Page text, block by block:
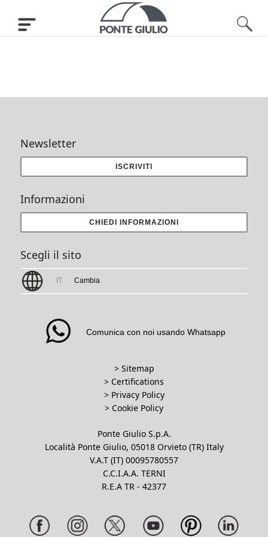
Newsletter
ISCRIVITI
Informazioni
CHIEDI INFORMAZIONI
Scegli il sito
IT Cambia
Comunica con noi usando Whatsapp
> Sitemap
> Certifications
> Privacy Policy
> Cookie Policy
Ponte Giulio S.p.A.
Località Ponte Giulio, 05018 Orvieto (TR) Italy
V.A.T (IT) 00095780557
C.C.I.A.A. TERNI
R.E.A TR - 42377